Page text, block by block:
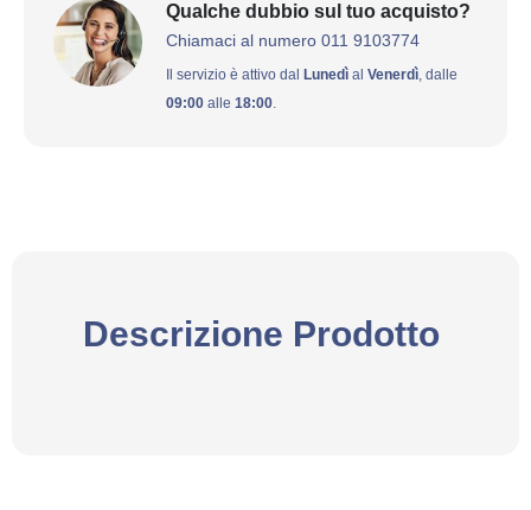
Qualche dubbio sul tuo acquisto?
Chiamaci al numero 011 9103774
Il servizio è attivo dal Lunedì al Venerdì, dalle
09:00 alle 18:00.
Descrizione Prodotto